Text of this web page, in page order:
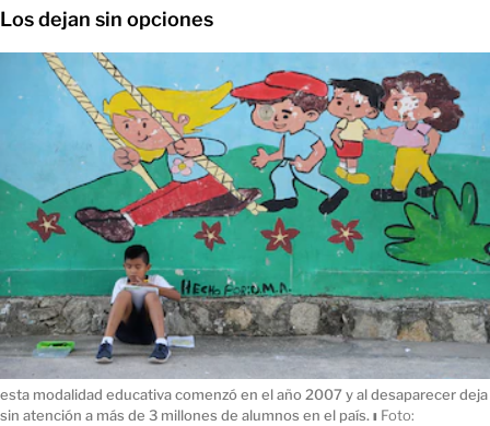
Los dejan sin opciones
esta modalidad educativa comenzó en el año 2007 y al desaparecer deja
sin atención a más de 3 millones de alumnos en el país. ı Foto: